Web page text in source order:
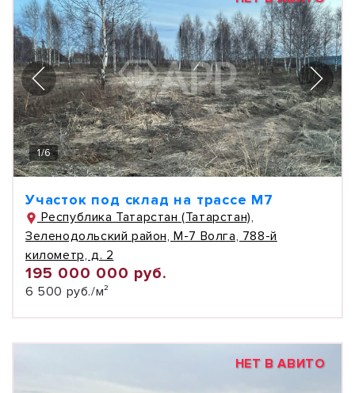
1/6
Участок под склад на трассе М7
Республика Татарстан (Татарстан),
Зеленодольский район, М-7 Волга, 788-й
километр, д. 2
195 000 000 руб.
6 500 руб./м²
НЕТ В АВИТО